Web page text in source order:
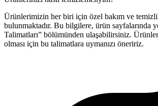
Ürünlerimizin her biri için özel bakım ve
bulunmaktadır. Bu bilgilere, ürün sayfalarında
Talimatları” bölümünden ulaşabilirsiniz.
olması için bu talimatlara uymanızı öneririz.